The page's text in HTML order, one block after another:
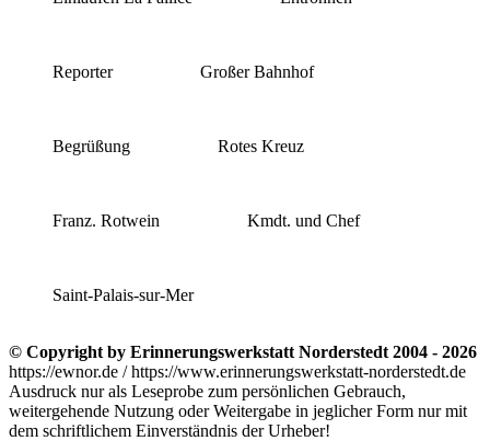
Reporter Großer Bahnhof
Begrüßung Rotes Kreuz
Franz. Rotwein Kmdt. und Chef
Saint-Palais-sur-Mer
© Copyright by Erinnerungswerkstatt Norderstedt 2004 - 2026
https://ewnor.de / https://www.erinnerungswerkstatt-norderstedt.de
Ausdruck nur als Leseprobe zum persönlichen Gebrauch,
weitergehende Nutzung oder Weitergabe in jeglicher Form nur mit
dem schriftlichem Einverständnis der Urheber!